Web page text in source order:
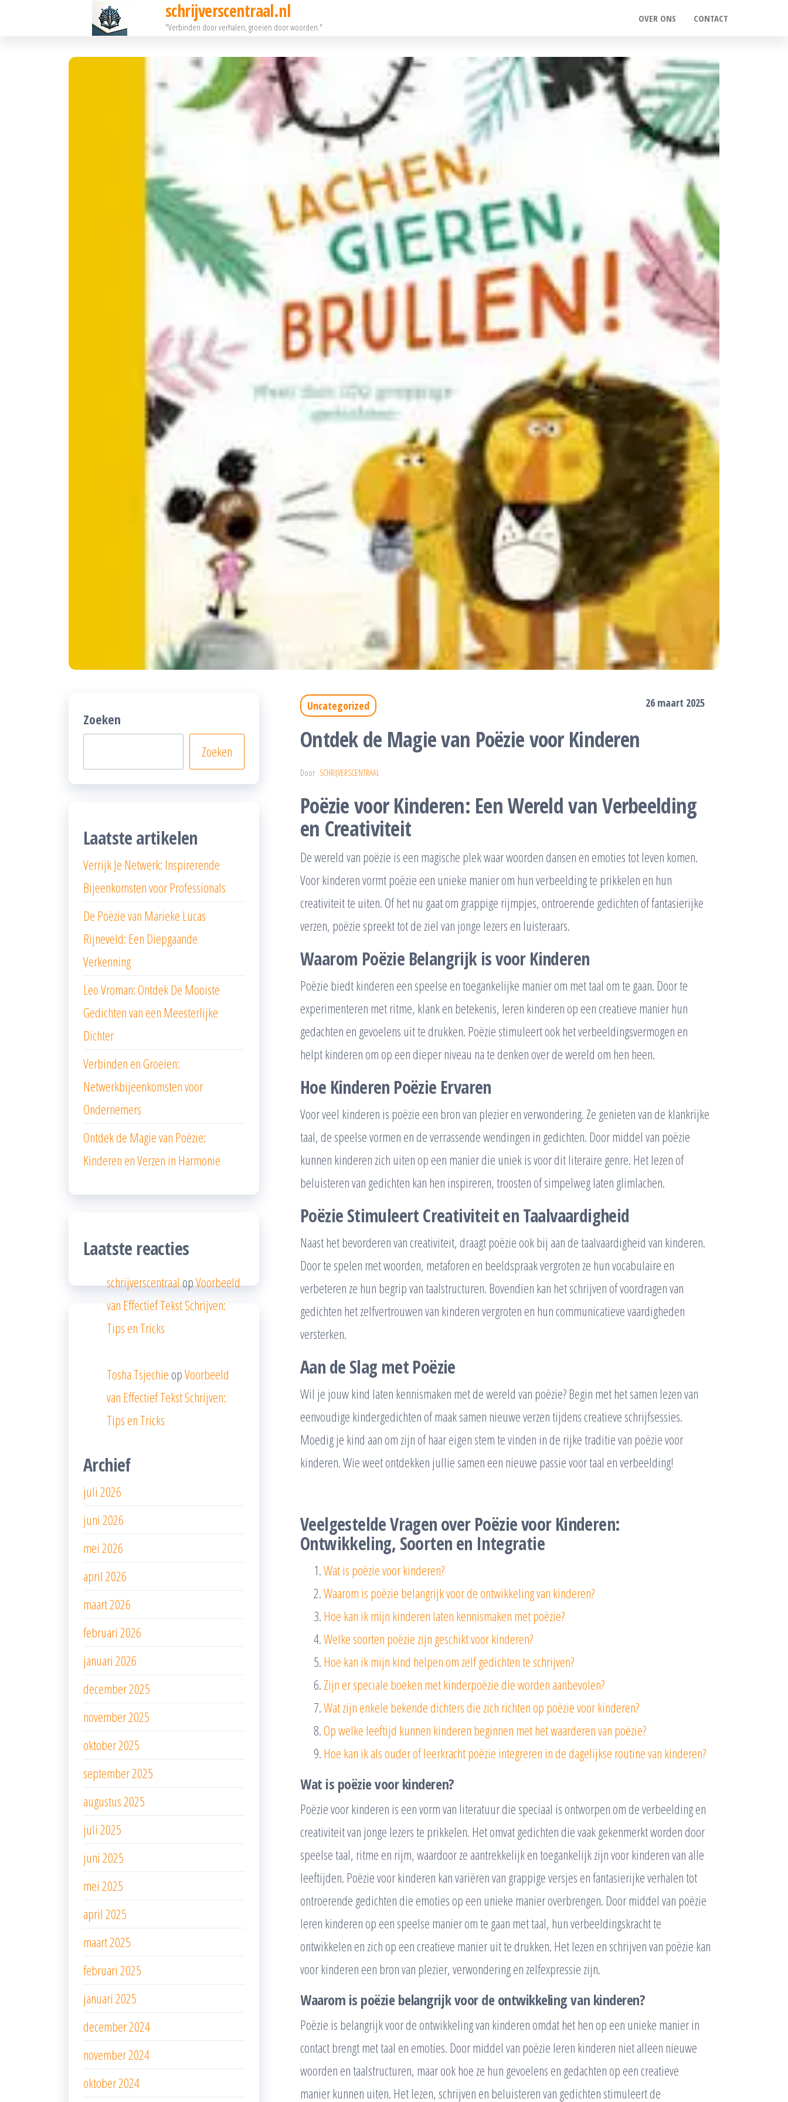
schrijverscentraal.nl
"Verbinden door verhalen, groeien door woorden."
OVER ONS CONTACT
Uncategorized 26 maart 2025
Ontdek de Magie van Poëzie voor Kinderen
Door SCHRIJVERSCENTRAAL
Poëzie voor Kinderen: Een Wereld van Verbeelding
en Creativiteit
De wereld van poëzie is een magische plek waar woorden dansen en emoties tot leven komen.
Voor kinderen vormt poëzie een unieke manier om hun verbeelding te prikkelen en hun
creativiteit te uiten. Of het nu gaat om grappige rijmpjes, ontroerende gedichten of fantasierijke
verzen, poëzie spreekt tot de ziel van jonge lezers en luisteraars.
Waarom Poëzie Belangrijk is voor Kinderen
Poëzie biedt kinderen een speelse en toegankelijke manier om met taal om te gaan. Door te
experimenteren met ritme, klank en betekenis, leren kinderen op een creatieve manier hun
gedachten en gevoelens uit te drukken. Poëzie stimuleert ook het verbeeldingsvermogen en
helpt kinderen om op een dieper niveau na te denken over de wereld om hen heen.
Hoe Kinderen Poëzie Ervaren
Voor veel kinderen is poëzie een bron van plezier en verwondering. Ze genieten van de klankrijke
taal, de speelse vormen en de verrassende wendingen in gedichten. Door middel van poëzie
kunnen kinderen zich uiten op een manier die uniek is voor dit literaire genre. Het lezen of
beluisteren van gedichten kan hen inspireren, troosten of simpelweg laten glimlachen.
Poëzie Stimuleert Creativiteit en Taalvaardigheid
Naast het bevorderen van creativiteit, draagt poëzie ook bij aan de taalvaardigheid van kinderen.
Door te spelen met woorden, metaforen en beeldspraak vergroten ze hun vocabulaire en
verbeteren ze hun begrip van taalstructuren. Bovendien kan het schrijven of voordragen van
gedichten het zelfvertrouwen van kinderen vergroten en hun communicatieve vaardigheden
versterken.
Aan de Slag met Poëzie
Wil je jouw kind laten kennismaken met de wereld van poëzie? Begin met het samen lezen van
eenvoudige kindergedichten of maak samen nieuwe verzen tijdens creatieve schrijfsessies.
Moedig je kind aan om zijn of haar eigen stem te vinden in de rijke traditie van poëzie voor
kinderen. Wie weet ontdekken jullie samen een nieuwe passie voor taal en verbeelding!
Veelgestelde Vragen over Poëzie voor Kinderen:
Ontwikkeling, Soorten en Integratie
Wat is poëzie voor kinderen?
Waarom is poëzie belangrijk voor de ontwikkeling van kinderen?
Hoe kan ik mijn kinderen laten kennismaken met poëzie?
Welke soorten poëzie zijn geschikt voor kinderen?
Hoe kan ik mijn kind helpen om zelf gedichten te schrijven?
Zijn er speciale boeken met kinderpoëzie die worden aanbevolen?
Wat zijn enkele bekende dichters die zich richten op poëzie voor kinderen?
Op welke leeftijd kunnen kinderen beginnen met het waarderen van poëzie?
Hoe kan ik als ouder of leerkracht poëzie integreren in de dagelijkse routine van kinderen?
Wat is poëzie voor kinderen?
Poëzie voor kinderen is een vorm van literatuur die speciaal is ontworpen om de verbeelding en
creativiteit van jonge lezers te prikkelen. Het omvat gedichten die vaak gekenmerkt worden door
speelse taal, ritme en rijm, waardoor ze aantrekkelijk en toegankelijk zijn voor kinderen van alle
leeftijden. Poëzie voor kinderen kan variëren van grappige versjes en fantasierijke verhalen tot
ontroerende gedichten die emoties op een unieke manier overbrengen. Door middel van poëzie
leren kinderen op een speelse manier om te gaan met taal, hun verbeeldingskracht te
ontwikkelen en zich op een creatieve manier uit te drukken. Het lezen en schrijven van poëzie kan
voor kinderen een bron van plezier, verwondering en zelfexpressie zijn.
Waarom is poëzie belangrijk voor de ontwikkeling van kinderen?
Poëzie is belangrijk voor de ontwikkeling van kinderen omdat het hen op een unieke manier in
contact brengt met taal en emoties. Door middel van poëzie leren kinderen niet alleen nieuwe
woorden en taalstructuren, maar ook hoe ze hun gevoelens en gedachten op een creatieve
manier kunnen uiten. Het lezen, schrijven en beluisteren van gedichten stimuleert de
Zoeken
Zoeken
Laatste artikelen
Verrijk Je Netwerk: Inspirerende
Bijeenkomsten voor Professionals
De Poëzie van Marieke Lucas
Rijneveld: Een Diepgaande
Verkenning
Leo Vroman: Ontdek De Mooiste
Gedichten van een Meesterlijke
Dichter
Verbinden en Groeien:
Netwerkbijeenkomsten voor
Ondernemers
Ontdek de Magie van Poëzie:
Kinderen en Verzen in Harmonie
Laatste reacties
schrijverscentraalopVoorbeeld
van Effectief Tekst Schrijven:
Tips en Tricks
Tosha Tsjechie opVoorbeeld
van Effectief Tekst Schrijven:
Tips en Tricks
Archief
juli 2026
juni 2026
mei 2026
april 2026
maart 2026
februari 2026
januari 2026
december 2025
november 2025
oktober 2025
september 2025
augustus 2025
juli 2025
juni 2025
mei 2025
april 2025
maart 2025
februari 2025
januari 2025
december 2024
november 2024
oktober 2024